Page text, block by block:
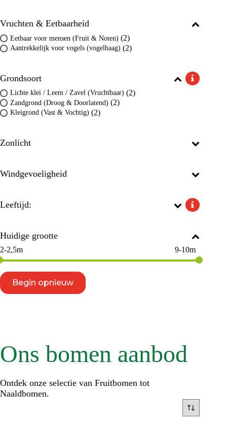
Ons bomen aanbod
Ontdek onze selectie van Fruitbomen tot
Naaldbomen.
Vruchten & Eetbaarheid
Eetbaar voor mensen (Fruit & Noten) (2)
Aantrekkelijk voor vogels (vogelhaag) (2)
Grondsoort
Lichte klei / Leem / Zavel (Vruchtbaar) (2)
Zandgrond (Droog & Doorlatend) (2)
Kleigrond (Vast & Vochtig) (2)
Zonlicht
Windgevoeligheid
Leeftijd:
Huidige grootte
2-2,5m 9-10m
Begin opnieuw